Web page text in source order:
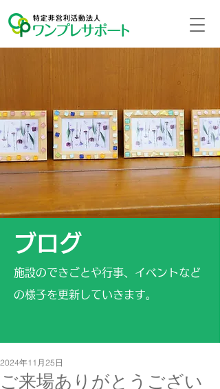
ブログ
施設のできごとや行事、イベントなど
の様子を更新していきます。
ご来場ありがとうござい
2024年11月25日